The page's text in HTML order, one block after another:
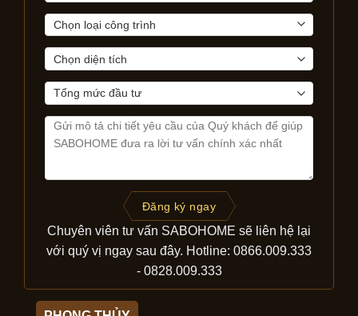
Đăng ký ngay
Chuyên viên tư vấn SABOHOME sẽ liên hệ lại
với quý vị ngay sau đây. Hotline: 0866.009.333
- 0828.009.333